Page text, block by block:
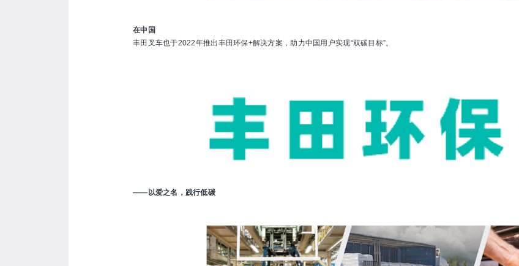
在中国
丰田叉车也于2022年推出丰田环保+解决方案，助力中国用户实现“双碳目标”。
——以爱之名，践行低碳